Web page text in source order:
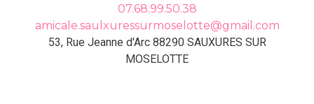
07.68.99.50.38
amicale.saulxuressurmoselotte@gmail.com
53, Rue Jeanne d'Arc 88290 SAUXURES SUR
MOSELOTTE